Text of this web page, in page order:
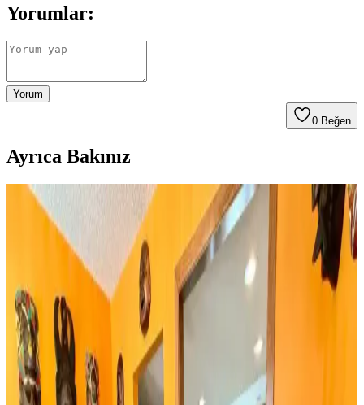
Yorumlar:
Yorum
0 Beğen
Ayrıca Bakınız
Huzur Party Store 5 Metre Yeşil Çam Dalı ve Işıklı
Çam Dalı Karşılaştırması
İki farklı yeşil çam dalı ürününün detaylı özellikleri, kullanıcı
yorumları ve kullanım alanları karşılaştırmasıyla yılbaşı
dekorasyonunuza en uygun seçimi yapın.
Rattan Ayakkabılık: Doğal Şıklık ve Fonksiyonellik
Sunan Dekorasyon Seçeneği
Rattan ayakkabılık, doğal malzeme kullanımı ve estetik
görünümüyle modern ve sürdürülebilir dekorasyonun vazgeçilmez
parçasıdır. Hafifliği ve dayanıklılığıyla fonksiyonel çözümler sunar.